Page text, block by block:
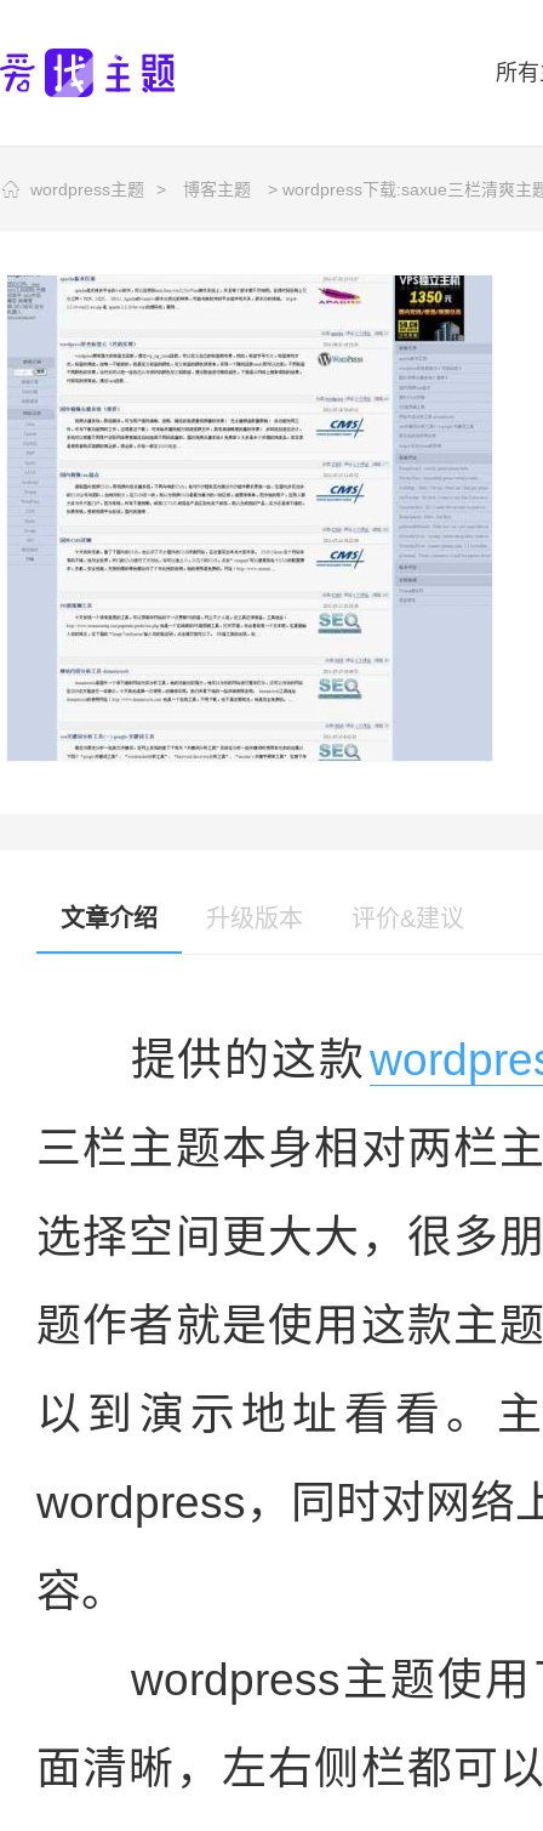
所
wordpress主题 > 博客主题 > wordpress下载:saxue三栏清爽主
文章介绍 升级版本 评价&建议
提供的这款
三栏主题本身相对两栏
选择空间更大大，很多
题作者就是使用这款主
以到演示地址看看。
wordpress，同时对网络
容。
wordpress主题使用
面清晰，左右侧栏都可